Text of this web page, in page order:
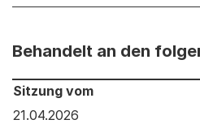
Behandelt an den
Behandelt an den folgenden
Sitzung vom
21.04.2026